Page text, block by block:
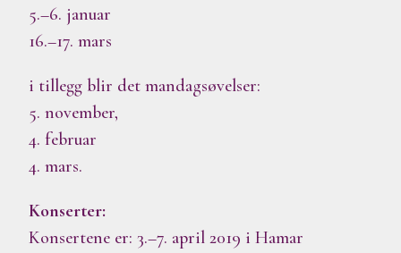
5.–6. januar
16.–17. mars
i tillegg blir det mandagsøvelser:
5. november,
4. februar
4. mars.
Konserter:
Konsertene er: 3.–7. april 2019 i Hamar